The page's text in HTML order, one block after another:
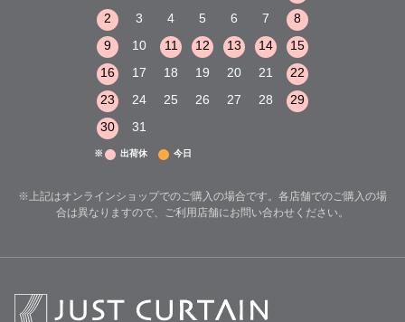
2
3 4 5 6 7
8
9
10 11 12 13 14
15
16
17 18 19 20 21
22
23
24 25 26 27 28
29
30
31
※ 出荷休 今日
※上記はオンラインショップでのご購入の場合です。各店舗でのご購入の場
合は異なりますので、ご利用店舗にお問い合わせください。